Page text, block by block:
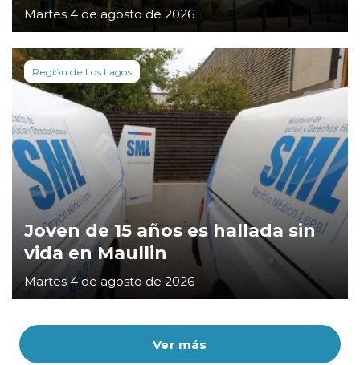
Ver más
Martes 4 de agosto de 2026
Región de Los Lagos
Joven de 15 años es hallada sin
vida en Maullin
Martes 4 de agosto de 2026